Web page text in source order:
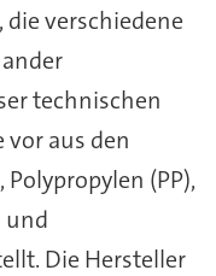
verschiedene
technischen
aus den
(PP),
und
Die Hersteller